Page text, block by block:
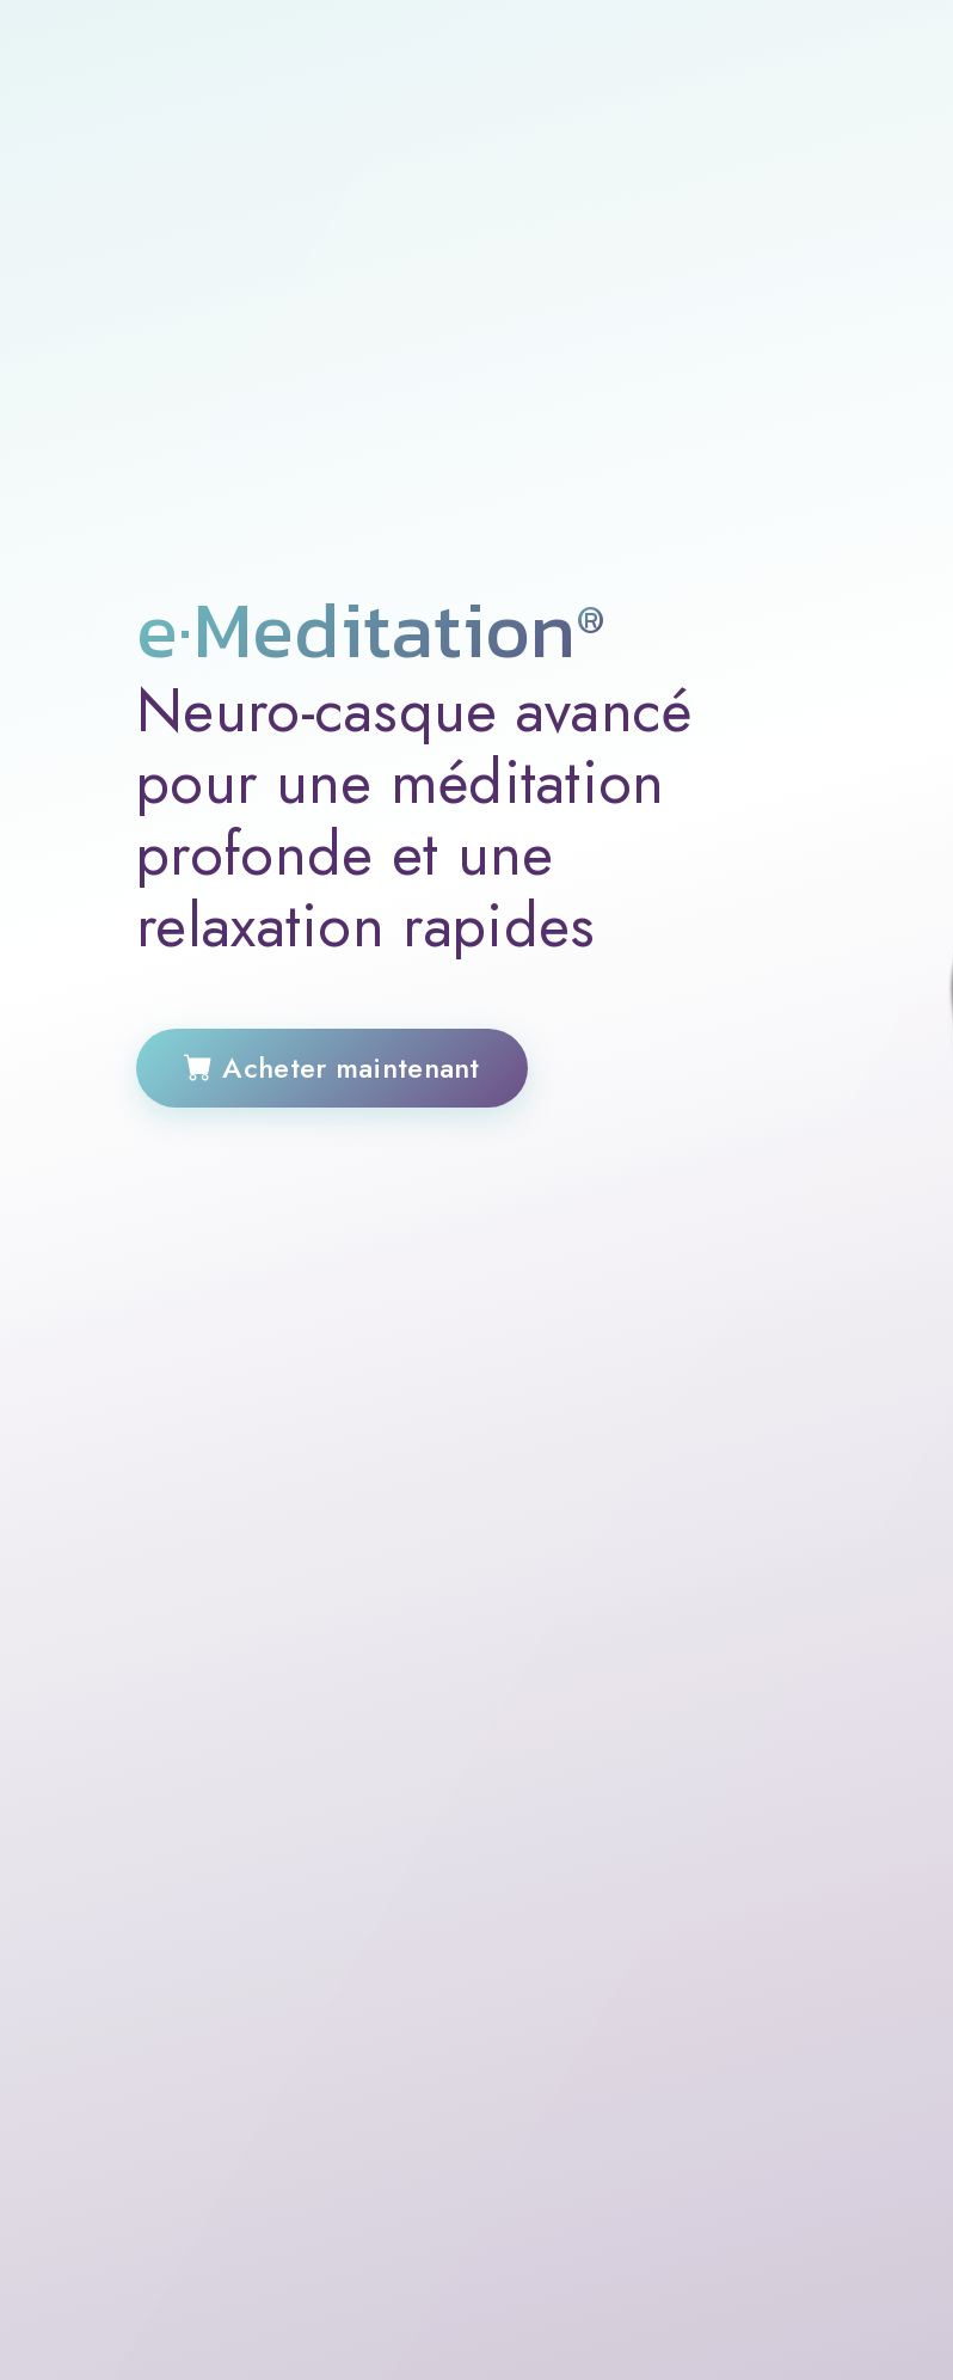
e·Meditation®
Neuro-casque avancé
pour une méditation
profonde et une
relaxation rapides
Acheter maintenant